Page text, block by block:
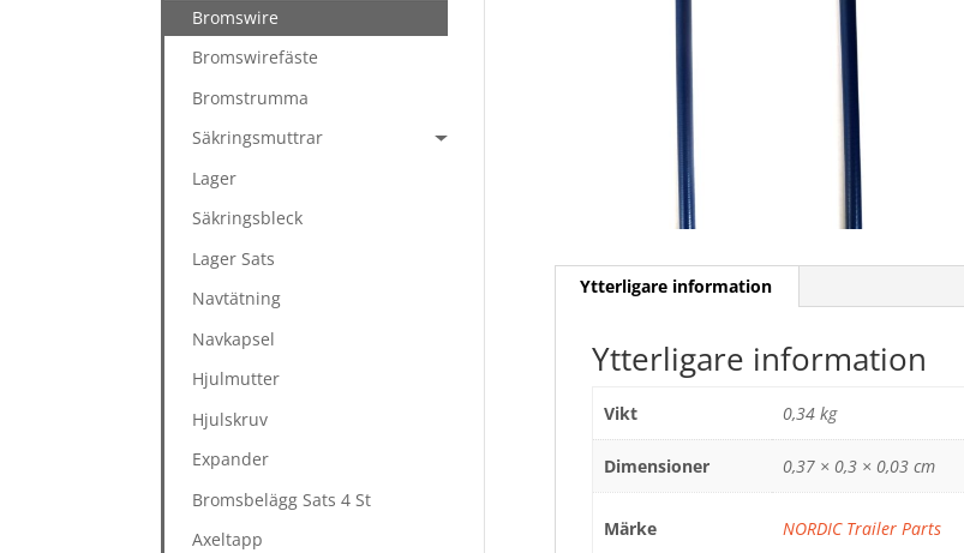
Ytterligare information
Ytterligare information
Vikt 0,34 kg
Dimensioner 0,37 × 0,3 × 0,03 cm
Märke NORDIC Trailer Parts
Bromswire
Bromswirefäste
Bromstrumma
Säkringsmuttrar
Lager
Säkringsbleck
Lager Sats
Navtätning
Navkapsel
Hjulmutter
Hjulskruv
Expander
Bromsbelägg Sats 4 St
Axeltapp